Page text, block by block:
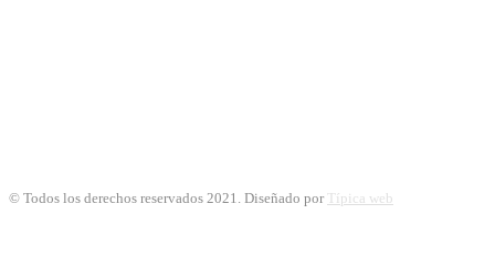
© Todos los derechos reservados 2021. Diseñado por Típica web